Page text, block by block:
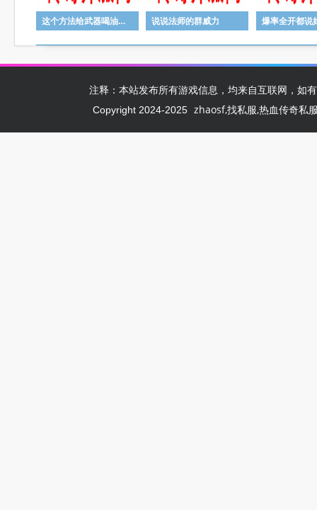
这个方法给武器喝油成功率超高 说说法师的群威力
注释：本站发布所有游戏信息，均来自互联网，如
Copyright 2024-2025 zhaosf,找私服,热血传奇私